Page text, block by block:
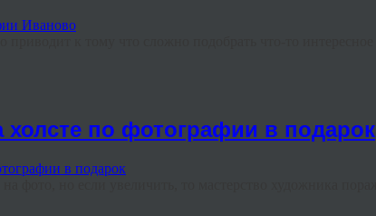
холсте по фотографии в подарок